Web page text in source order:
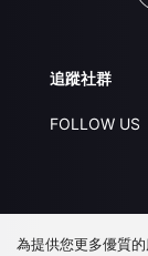
追蹤社群
FOLLOW US
為提供您更多優質